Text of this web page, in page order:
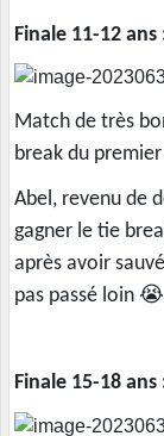
Finale 11-12
Match de très
break du
Abel, revenu de
gagner le tie
après avoir
pas passé loin 😭
Finale 15-18